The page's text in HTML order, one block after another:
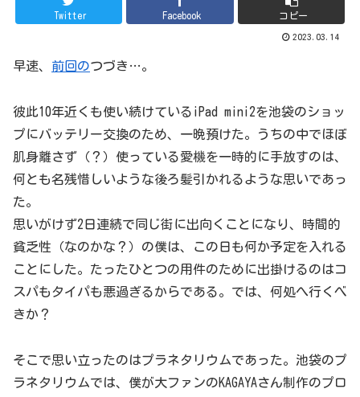
Twitter Facebook コピー
2023.03.14
早速、 前回のつづき…。
彼此10年近くも使い続けているiPad mini2を池袋のショッ
プにバッテリー交換のため、一晩預けた。うちの中でほぼ
肌身離さず（？）使っている愛機を一時的に手放すのは、
何とも名残惜しいような後ろ髪引かれるような思いであっ
た。
思いがけず2日連続で同じ街に出向くことになり、時間的
貧乏性（なのかな？）の僕は、この日も何か予定を入れる
ことにした。たったひとつの用件のために出掛けるのはコ
スパもタイパも悪過ぎるからである。では、何処へ行くべ
きか？
そこで思い立ったのはプラネタリウムであった。池袋のプ
ラネタリウムでは、僕が大ファンのKAGAYAさん制作のプロ